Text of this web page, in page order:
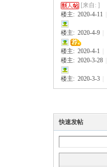
[来自: ]
楼主: 2020-4-11
楼主: 2020-4-9
楼主: 2020-4-1
楼主: 2020-3-28
楼主: 2020-3-3
快速发帖